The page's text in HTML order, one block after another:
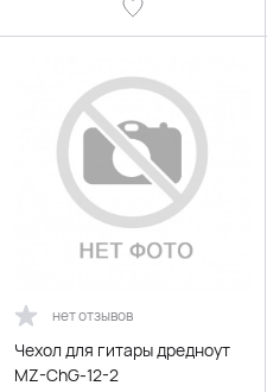
нет отзывов
Чехол для гитары дредноут
MZ-ChG-12-2